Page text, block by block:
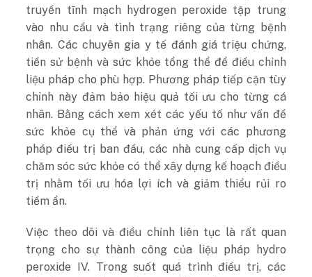
truyền tĩnh mạch hydrogen peroxide tập trung
vào nhu cầu và tình trạng riêng của từng bệnh
nhân. Các chuyên gia y tế đánh giá triệu chứng,
tiền sử bệnh và sức khỏe tổng thể để điều chỉnh
liệu pháp cho phù hợp. Phương pháp tiếp cận tùy
chỉnh này đảm bảo hiệu quả tối ưu cho từng cá
nhân. Bằng cách xem xét các yếu tố như vấn đề
sức khỏe cụ thể và phản ứng với các phương
pháp điều trị ban đầu, các nhà cung cấp dịch vụ
chăm sóc sức khỏe có thể xây dựng kế hoạch điều
trị nhằm tối ưu hóa lợi ích và giảm thiểu rủi ro
tiềm ẩn.
Việc theo dõi và điều chỉnh liên tục là rất quan
trọng cho sự thành công của liệu pháp hydro
peroxide IV. Trong suốt quá trình điều trị, các